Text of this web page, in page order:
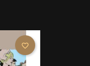
favorite_border